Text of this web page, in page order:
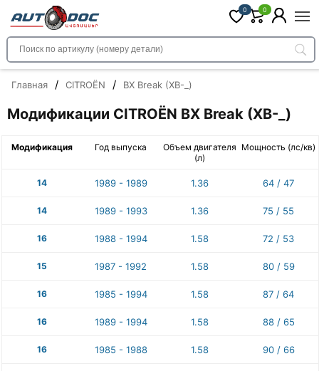
0 0
Главная / CITROËN / BX Break (XB-_)
Модификации CITROËN BX Break (XB-_)
Модификация Год выпуска
Объем двигателя
(л)
Мощность (лс/кв)
14 1989 - 1989 1.36 64 / 47
14 1989 - 1993 1.36 75 / 55
16 1988 - 1994 1.58 72 / 53
15 1987 - 1992 1.58 80 / 59
16 1985 - 1994 1.58 87 / 64
16 1989 - 1994 1.58 88 / 65
16 1985 - 1988 1.58 90 / 66